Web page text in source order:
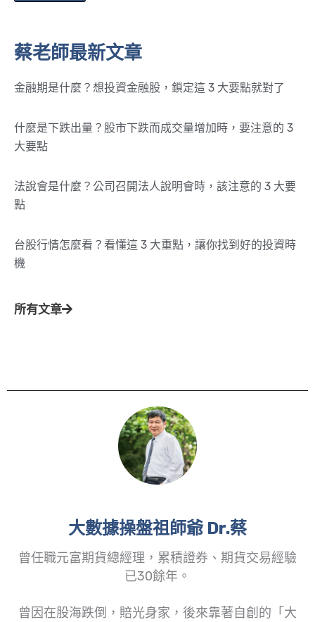
蔡老師最新文章
金融期是什麼？想投資金融股，鎖定這 3 大要點就對了
什麼是下跌出量？股市下跌而成交量增加時，要注意的 3
大要點
法說會是什麼？公司召開法人說明會時，該注意的 3 大要
點
台股行情怎麼看？看懂這 3 大重點，讓你找到好的投資時
機
所有文章
大數據操盤祖師爺 Dr.蔡
曾任職元富期貨總經理，累積證券、期貨交易經驗
已30餘年。
曾因在股海跌倒，賠光身家，後來靠著自創的「大